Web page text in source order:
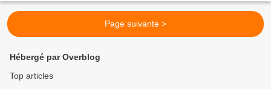
Page suivante >
Hébergé par Overblog
Top articles